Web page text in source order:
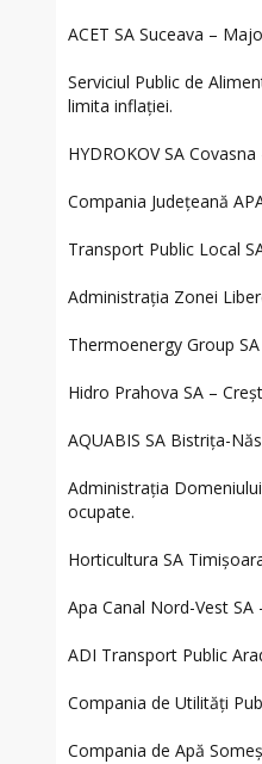
ACET SA Suceava –
Serviciul Public de
limita inflației.
HYDROKOV SA
Compania Județeană
Transport Public Local
Administrația Zonei
Thermoenergy Group
Hidro Prahova SA –
AQUABIS SA Bistrița-
Administrația
ocupate.
Horticultura SA
Apa Canal Nord-Vest
ADI Transport Public
Compania de Utilități
Compania de Apă